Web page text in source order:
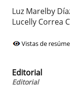
Luz Marelby
Lucelly Correa
Vistas de
Editorial
Editorial